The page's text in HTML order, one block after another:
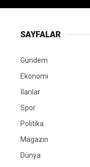
SAYFALAR
Gündem
Ekonomi
İlanlar
Spor
Politika
Magazin
Dünya